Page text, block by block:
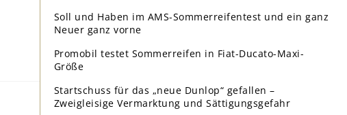
Soll und Haben im AMS-Sommerreifentest und ein ganz
Neuer ganz vorne
Promobil testet Sommerreifen in Fiat-Ducato-Maxi-
Größe
Startschuss für das „neue Dunlop“ gefallen –
Zweigleisige Vermarktung und Sättigungsgefahr